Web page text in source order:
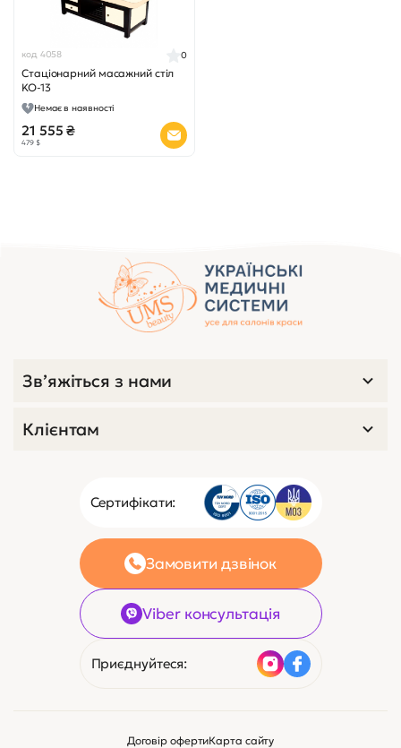
код 4058
Стаціонарний масажний стіл
KO-13
0
Немає в наявності
21 555 ₴
479 $
Сертифікати:
Замовити дзвінок
Viber консультація
Приєднуйтеся:
Зв’яжіться з нами
Клієнтам
Договір офертиКарта сайту